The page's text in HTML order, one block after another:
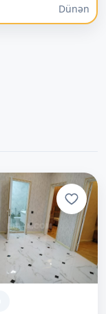
Dünən